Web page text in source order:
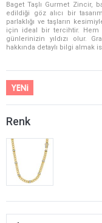
Baget Taşlı Gurmet Zincir,
edildiği göz alıcı bir
parlaklığı ve taşların
için ideal bir tercihtir. Hem
günlerinizin yıldızı olur.
hakkında detaylı bilgi almak
Renk